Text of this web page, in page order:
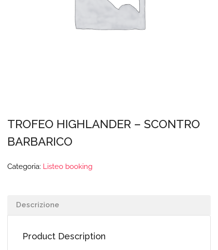
TROFEO HIGHLANDER – SCONTRO
BARBARICO
Categoria: Listeo booking
Descrizione
Product Description